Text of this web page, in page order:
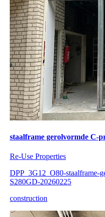
staalframe gerolvormde C-
Re-Use Properties
DPP_3G12_O80-staalframe-
S280GD-20260225
construction